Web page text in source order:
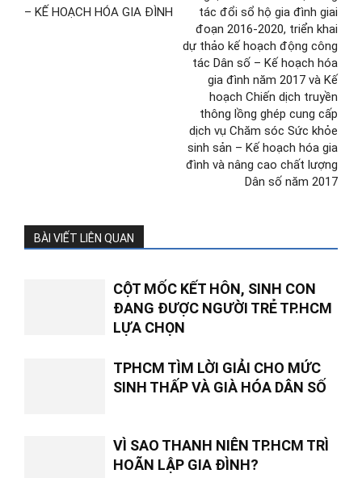
– KẾ HOẠCH HÓA GIA ĐÌNH
tác đổi sổ hộ gia đình giai
đoạn 2016-2020, triển khai
dự thảo kế hoạch động công
tác Dân số – Kế hoạch hóa
gia đình năm 2017 và Kế
hoạch Chiến dịch truyền
thông lồng ghép cung cấp
dịch vụ Chăm sóc Sức khỏe
sinh sản – Kế hoạch hóa gia
đình và nâng cao chất lượng
Dân số năm 2017
BÀI VIẾT LIÊN QUAN
CỘT MỐC KẾT HÔN, SINH CON
ĐANG ĐƯỢC NGƯỜI TRẺ TP.HCM
LỰA CHỌN
TPHCM TÌM LỜI GIẢI CHO MỨC
SINH THẤP VÀ GIÀ HÓA DÂN SỐ
VÌ SAO THANH NIÊN TP.HCM TRÌ
HOÃN LẬP GIA ĐÌNH?